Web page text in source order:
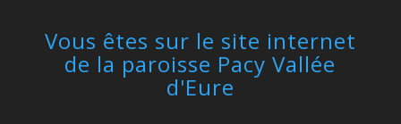
Vous êtes sur le site internet
de la paroisse Pacy Vallée
d'Eure